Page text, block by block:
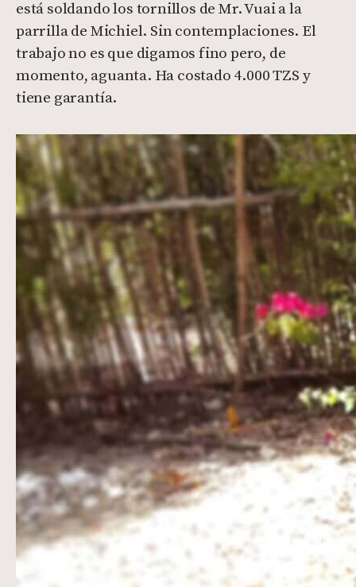
está soldando los tornillos de Mr. Vuai a la
parrilla de Michiel. Sin contemplaciones. El
trabajo no es que digamos fino pero, de
momento, aguanta. Ha costado 4.000 TZS y
tiene garantía.